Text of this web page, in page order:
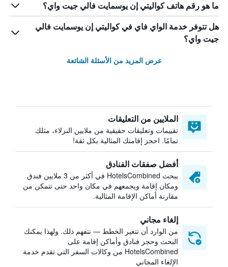
ما هو رقم هاتف كواليتي إن يوسمايت فالي جيت واي؟
هل تتوفر خدمة الواي فاي في كواليتي إن يوسمايت فالي
جيت واي؟
عرض المزيد من الأسئلة الشائعة
الملايين من التعليقات
تقييمات وتعليقات حقيقية من ملايين النزلاء، مثلك
تمامًا. احجز إقامتك المثالية بكل ثقة!
أفضل صفقات الفنادق
يبحث HotelsCombined في أكثر من 3 ملايين فندق
ومكان إقامة ويجمعهم في مكان واحد حتى تتمكن من
مقارنة أماكن الإقامة المثالية.
إلغاء مجاني
من الوارد أن تتغير الخطط — نتفهم ذلك. ولهذا يمكنك
البحث وحجز فنادق وأماكن إقامة على
HotelsCombined من وكالات السفر التي تقدم خدمة
الإلغاء المجاني